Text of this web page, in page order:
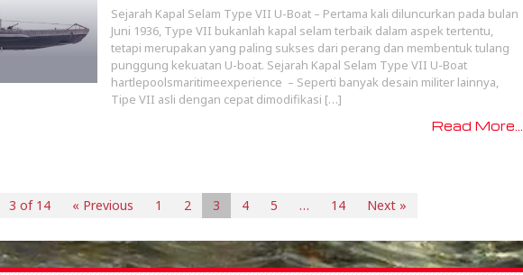
Sejarah Kapal Selam Type VII U-Boat – Pertama kali diluncurkan pada bulan
Juni 1936, Type VII bukanlah kapal selam terbaik dalam aspek tertentu,
tetapi merupakan yang paling sukses dari perang dan membentuk tulang
punggung kekuatan U-boat. Sejarah Kapal Selam Type VII U-Boat
hartlepoolsmaritimeexperience – Seperti banyak desain militer lainnya,
Tipe VII asli dengan cepat dimodifikasi […]
Read More...
3 of 14 « Previous 1 2 3 4 5 … 14 Next »